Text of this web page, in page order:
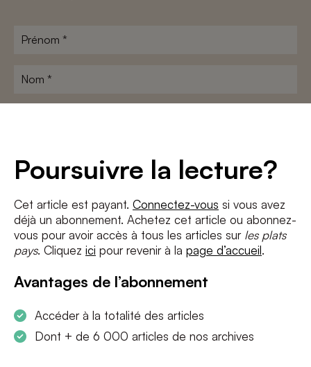
Poursuivre la lecture?
Cet article est payant. Connectez-vous si vous avez
déjà un abonnement. Achetez cet article ou abonnez-
vous pour avoir accès à tous les articles sur les plats
pays. Cliquez ici pour revenir à la page d’accueil.
Avantages de l’abonnement
Accéder à la totalité des articles
Dont + de 6 000 articles de nos archives
Prénom
Nom
J'accepte les termes et conditions etla politique de confidentialité
S'INSCRIRE